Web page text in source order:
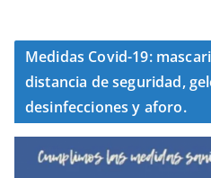
Medidas Covid-19:
distancia de seguridad,
desinfecciones y aforo.